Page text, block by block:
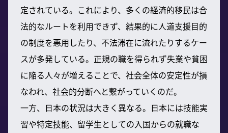
定されている。これにより、多くの経済的移民は合
法的なルートを利用できず、結果的に人道支援目的
の制度を悪用したり、不法滞在に流れたりするケー
スが多発している。正規の職を得られず失業や貧困
に陥る人々が増えることで、社会全体の安定性が損
なわれ、社会的分断へと繋がっていくのだ。
一方、日本の状況は大きく異なる。日本には技能実
習や特定技能、留学生としての入国からの就職な